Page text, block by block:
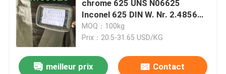
cornière d'acier inoxydable
Barre plate d'acier inoxydable
chrome 625 UNS N06625
Inconel 625 DIN W. Nr. 2.4856
Tige 6-300mm
MOQ：100kg
Prix：20.5-31.65 USD/KG
meilleur prix Contact